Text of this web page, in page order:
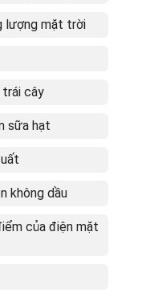
lượng mặt trời
trái cây
sữa hạt
không dầu
của điện mặt